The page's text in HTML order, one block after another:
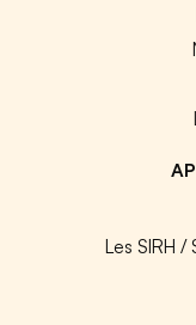
Les SIRH